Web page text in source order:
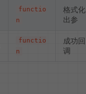
functio
n
格式化
出参
functio
n
成功回
调